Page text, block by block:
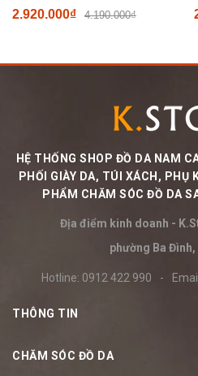
2.920.000₫ 4.190.000₫
HỆ THỐNG SHOP ĐỒ DA NAM
PHỐI GIÀY DA, TÚI XÁCH, PHỤ
PHẨM CHĂM SÓC ĐỒ DA
Địa điểm kinh doanh -
phường Ba Đình,
Hotline: 0912 422 990 -
THÔNG TIN
CHĂM SÓC ĐỒ DA